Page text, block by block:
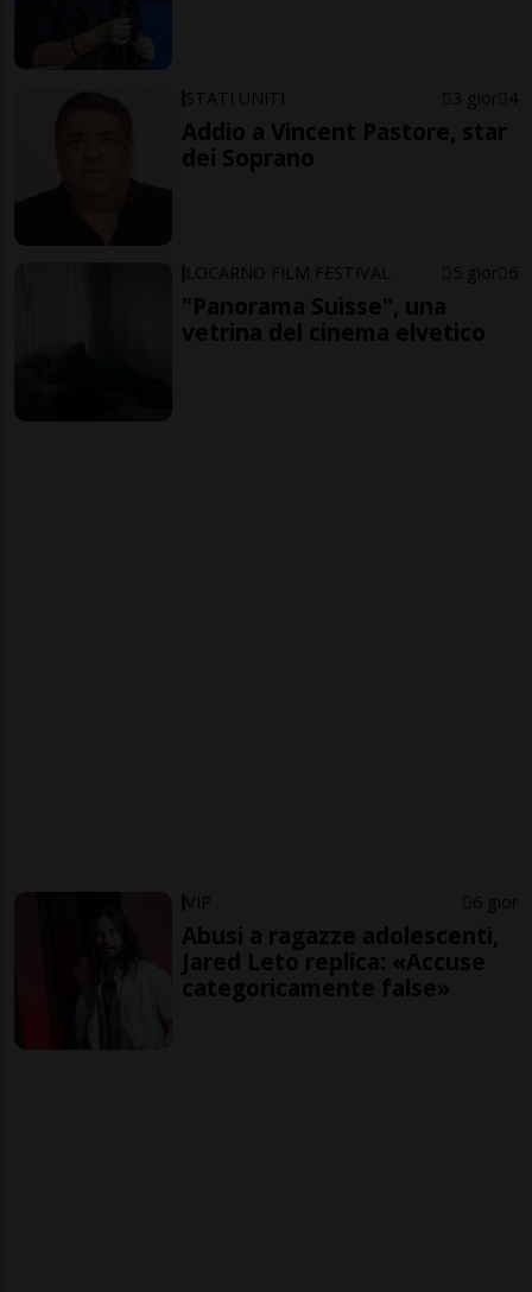
STATI UNITI 3 gior 4
Addio a Vincent Pastore, star
dei Soprano
LOCARNO FILM FESTIVAL 5 gior 6
"Panorama Suisse", una
vetrina del cinema elvetico
VIP 6 gior
Abusi a ragazze adolescenti,
Jared Leto replica: «Accuse
categoricamente false»